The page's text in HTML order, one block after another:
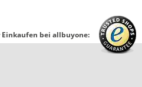
Einkaufen bei allbuyone: